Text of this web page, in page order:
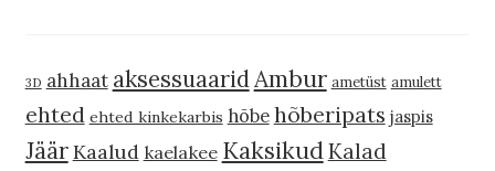
3D ahhaat aksessuaaridAmbur ametüst amulett
ehted ehted kinkekarbis hõbehõberipats jaspis
JäärKaalud kaelakee KaksikudKalad